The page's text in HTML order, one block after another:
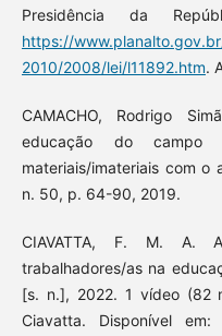
Presidência da
https://
2010/2008/lei/l11892.htm.
CAMACHO, Rodrigo
educação do
materiais/imateriais com o
n. 50, p. 64-90, 2019.
CIAVATTA, F. M. A.
trabalhadores/as na
[s. n.], 2022. 1 vídeo (82
Ciavatta. Disponível em: